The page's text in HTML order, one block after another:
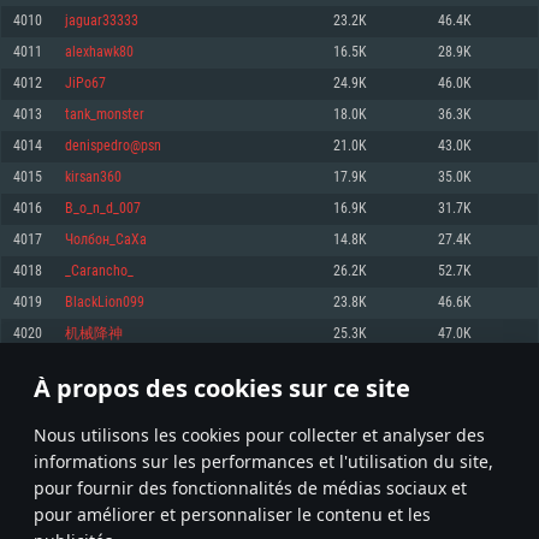
À propos des cookies sur ce site
Nous utilisons les cookies pour collecter et analyser des
informations sur les performances et l'utilisation du site,
pour fournir des fonctionnalités de médias sociaux et
pour améliorer et personnaliser le contenu et les
Mémoire: 4 GB
Carte graphique supportant DirectX 11: AMD Radeon 77XX / NVIDIA
GeForce GTX 660. La résolution minimale supportée par le jeu est de 720p
Connection: Connexion Internet à haut débit
Disque dur: 23.1 Go (client minimal)
Recommandée
1060 et plus, Radeon RX 570 et plus.
Disque dur: 75.9 Go (client complet)
pas supportés)
Mémoire: 6 GB
Carte graphique: Intel Iris Pro 5200 (Mac), ou analogue AMD/Nvidia. La
résolution minimale supportée par le jeu est de 720p.
Connection: Connexion Internet à haut débit
Disque dur: 62,2 Go (client minimal)
Recommandée
OS: Mac OS Big Sur 11.0 ou plus récent
Processeur: Core i7 (Les processeurs Intel Xeon ne sont pas supportés)
Mémoire: 8 GB
Carte graphique: Radeon Vega II ou plus avec support de Metal
Disque dur: 62,2 Go (client complet)
Mémoire: 4 GB
Carte graphique: NVIDIA 660 avec les derniers drivers (moins de 6 mois) /
de même pour AMD (La résolution minimale supportée par le jeu est de
720p)
Connection: Connexion Internet à haut débit
Disque dur: 62,2 Go (client minimal)
Recommandée
OS: Ubuntu 20.04 64bit
Processeur: Intel Core i7
Mémoire: 8 GB
Carte graphique: NVIDIA 1060 avec les derniers drivers (moins de 6 mois) /
6 mois et supportant Vulkan
Connection: Connexion Internet à haut débit
Disque dur: 60,2 Go (client complet)
4010 jaguar33333 23.2K 46.4K
4011 alexhawk80 16.5K 28.9K
4012 JiPo67 24.9K 46.0K
4013 tank_monster 18.0K 36.3K
4014 denispedro@psn 21.0K 43.0K
4015 kirsan360 17.9K 35.0K
4016 B_o_n_d_007 16.9K 31.7K
4017 Чолбон_СаХа 14.8K 27.4K
4018 _Carancho_ 26.2K 52.7K
4019 BlackLion099 23.8K 46.6K
4020 机械降神 25.3K 47.0K
* Classement mis à jour quotidiennement
200 201 202 301